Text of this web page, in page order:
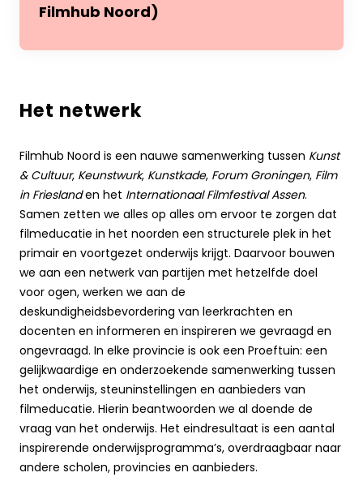
Filmhub Noord)
Het netwerk
Filmhub Noord is een nauwe samenwerking tussen Kunst
& Cultuur, Keunstwurk, Kunstkade, Forum Groningen, Film
in Frieslanden het Internationaal Filmfestival Assen.
Samen zetten we alles op alles om ervoor te zorgen dat
filmeducatie in het noorden een structurele plek in het
primair en voortgezet onderwijs krijgt. Daarvoor bouwen
we aan een netwerk van partijen met hetzelfde doel
voor ogen, werken we aan de
deskundigheidsbevordering van leerkrachten en
docenten en informeren en inspireren we gevraagd en
ongevraagd. In elke provincie is ook een Proeftuin: een
gelijkwaardige en onderzoekende samenwerking tussen
het onderwijs, steuninstellingen en aanbieders van
filmeducatie. Hierin beantwoorden we al doende de
vraag van het onderwijs. Het eindresultaat is een aantal
inspirerende onderwijsprogramma’s, overdraagbaar naar
andere scholen, provincies en aanbieders.